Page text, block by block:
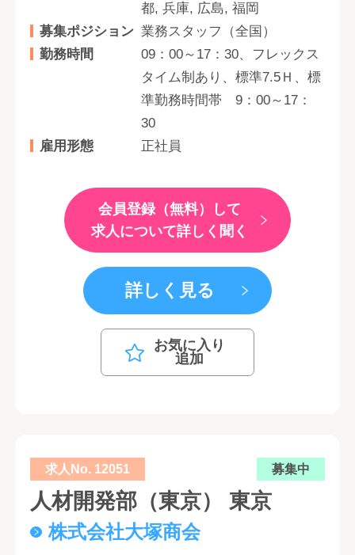
都, 兵庫, 広島, 福岡
募集ポジション 業務スタッフ（全国）
勤務時間
09：00～17：30、フレックス
タイム制あり、標準7.5Ｈ、標
準勤務時間帯 9：00～17：
30
雇用形態
正社員
会員登録（無料）して
求人について詳しく聞く
詳しく見る
お気に入り
追加
求人No. 12051 募集中
人材開発部（東京） 東京
株式会社大塚商会